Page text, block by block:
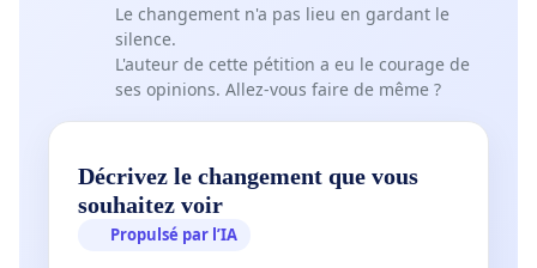
Le changement n'a pas lieu en gardant le
silence.
L'auteur de cette pétition a eu le courage de
ses opinions. Allez-vous faire de même ?
Décrivez le changement que vous
souhaitez voir
Propulsé par l’IA